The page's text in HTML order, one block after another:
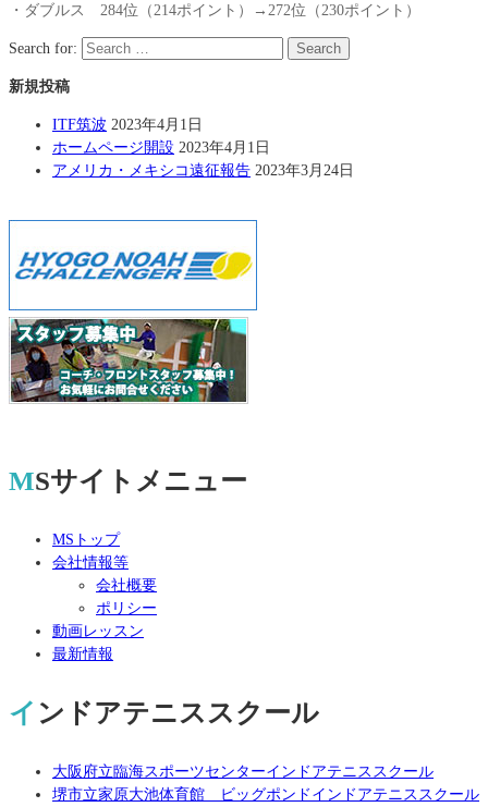
・ダブルス 284位（214ポイント）→272位（230ポイント）
Search for: Search
新規投稿
ITF筑波 2023年4月1日
ホームページ開設 2023年4月1日
アメリカ・メキシコ遠征報告 2023年3月24日
MSサイトメニュー
MSトップ
会社情報等
会社概要
ポリシー
動画レッスン
最新情報
インドアテニススクール
大阪府立臨海スポーツセンターインドアテニススクール
堺市立家原大池体育館 ビッグポンドインドアテニススクール